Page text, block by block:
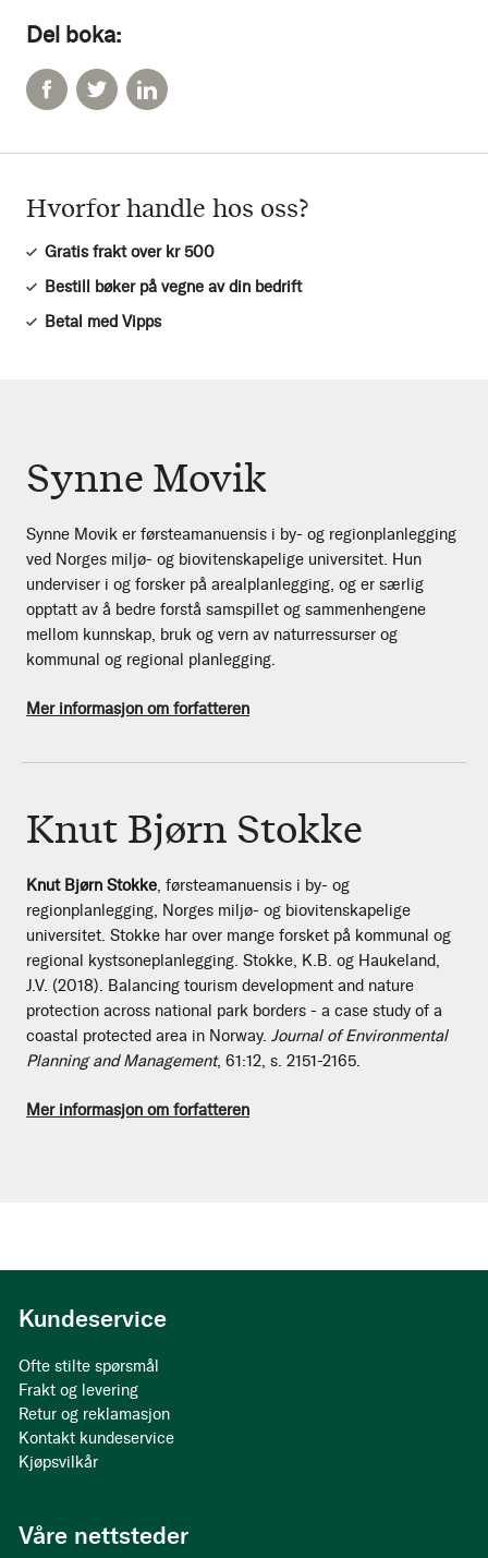
Del boka:
Hvorfor handle hos oss?
Gratis frakt over kr 500
Bestill bøker på vegne av din bedrift
Betal med Vipps
Synne Movik
Synne Movik er førsteamanuensis i by- og regionplanlegging
ved Norges miljø- og biovitenskapelige universitet. Hun
underviser i og forsker på arealplanlegging, og er særlig
opptatt av å bedre forstå samspillet og sammenhengene
mellom kunnskap, bruk og vern av naturressurser og
kommunal og regional planlegging.
Mer informasjon om forfatteren
Knut Bjørn Stokke
Knut Bjørn Stokke, førsteamanuensis i by- og
regionplanlegging, Norges miljø- og biovitenskapelige
universitet. Stokke har over mange forsket på kommunal og
regional kystsoneplanlegging. Stokke, K.B. og Haukeland,
J.V. (2018). Balancing tourism development and nature
protection across national park borders - a case study of a
coastal protected area in Norway. Journal of Environmental
Planning and Management, 61:12, s. 2151-2165.
Mer informasjon om forfatteren
Kundeservice
Ofte stilte spørsmål
Frakt og levering
Retur og reklamasjon
Kontakt kundeservice
Kjøpsvilkår
Våre nettsteder